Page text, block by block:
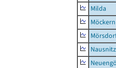
Milda
Möckern
Nausnitz